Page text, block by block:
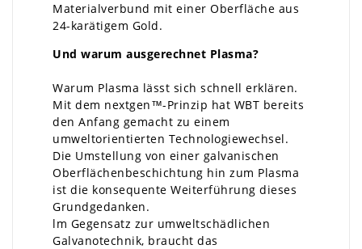
Materialverbund mit einer Oberfläche aus
24-karätigem Gold.
Und warum ausgerechnet Plasma?
Warum Plasma lässt sich schnell erklären.
Mit dem nextgen™-Prinzip hat WBT bereits
den Anfang gemacht zu einem
umweltorientierten Technologiewechsel.
Die Umstellung von einer galvanischen
Oberflächenbeschichtung hin zum Plasma
ist die konsequente Weiterführung dieses
Grundgedanken.
lm Gegensatz zur umweltschädlichen
Galvanotechnik, braucht das